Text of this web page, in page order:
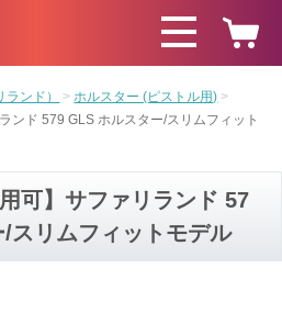
ンド）
ホルスター (ピストル用)
ンド 579 GLS ホルスター/スリムフィット
可】サファリランド 57
スリムフィットモデル